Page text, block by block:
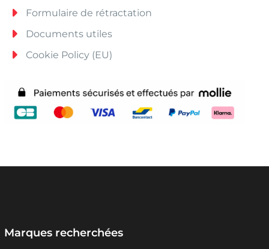
Formulaire de rétractation
Documents utiles
Cookie Policy (EU)
Marques recherchées